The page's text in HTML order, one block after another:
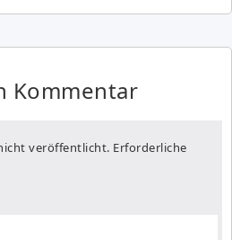
Kommentar
veröffentlicht. Erforderliche